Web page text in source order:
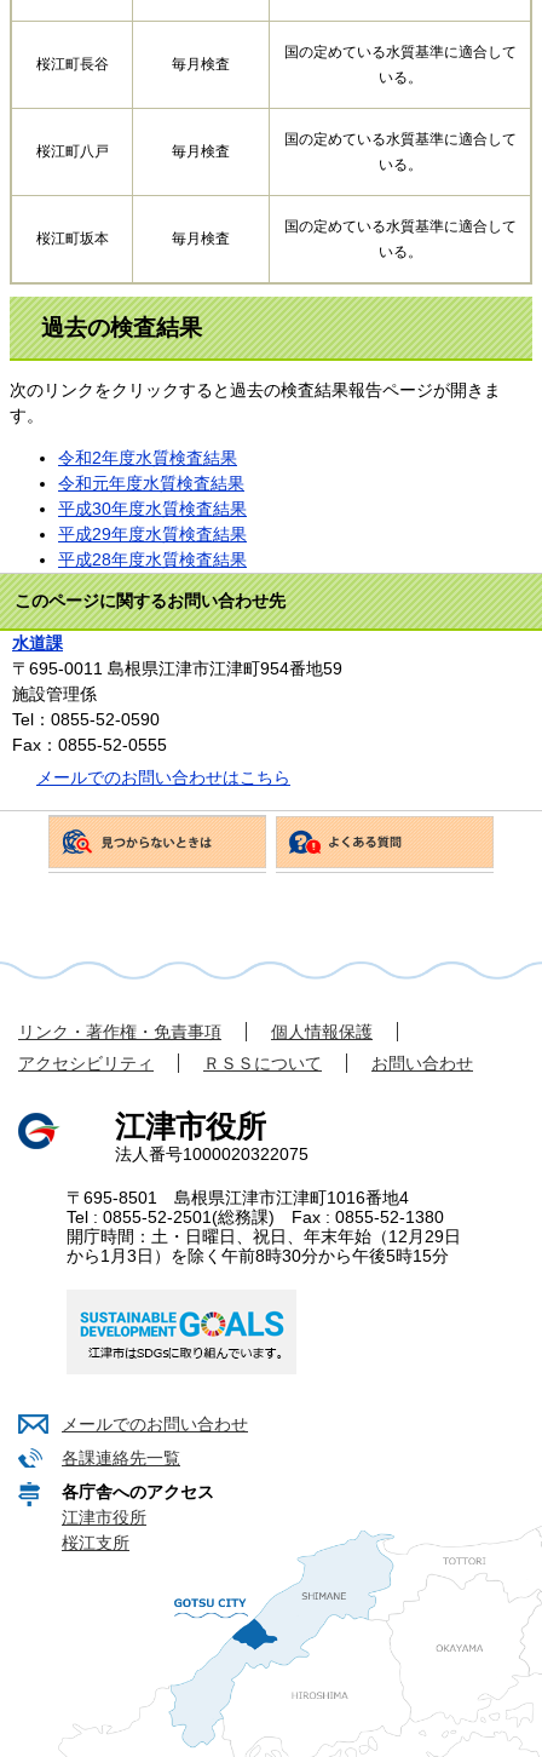
桜江町長谷 毎月検査
国の定めている水質基準に適合して
いる。
桜江町八戸 毎月検査
国の定めている水質基準に適合して
いる。
桜江町坂本 毎月検査
国の定めている水質基準に適合して
いる。
過去の検査結果
次のリンクをクリックすると過去の検査結果報告ページが開きま
す。
令和2年度水質検査結果
令和元年度水質検査結果
平成30年度水質検査結果
平成29年度水質検査結果
平成28年度水質検査結果
このページに関するお問い合わせ先
水道課
〒695-0011 島根県江津市江津町954番地59
施設管理係
Tel：0855-52-0590
Fax：0855-52-0555
メールでのお問い合わせはこちら
リンク・著作権・免責事項
個人情報保護
アクセシビリティ
ＲＳＳについて お問い合わせ
江津市役所
法人番号1000020322075
〒695-8501 島根県江津市江津町1016番地4
Tel : 0855-52-2501(総務課) Fax : 0855-52-1380
開庁時間：土・日曜日、祝日、年末年始（12月29日
から1月3日）を除く午前8時30分から午後5時15分
メールでのお問い合わせ
各課連絡先一覧
各庁舎へのアクセス
江津市役所
桜江支所